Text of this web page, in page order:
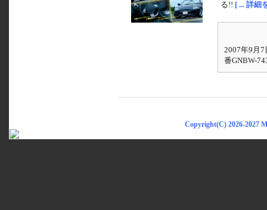
る!! [ ... 詳細
2007年9月
番GNBW-
Copyright(C) 2026-2027